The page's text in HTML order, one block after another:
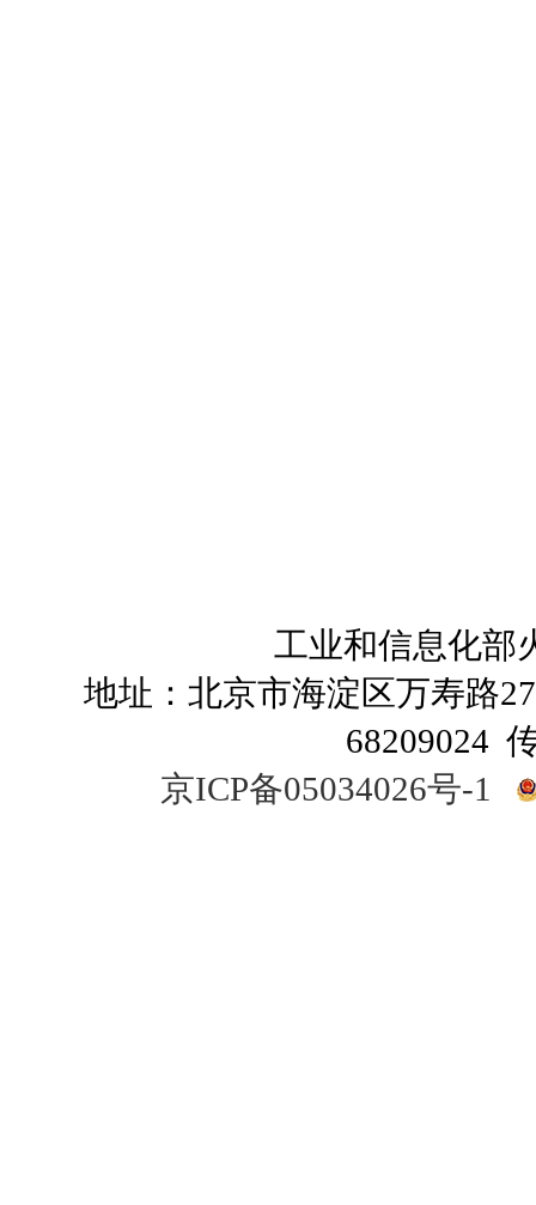
工业和信息化部
地址：北京市海淀区万寿路
68209024
京ICP备05034026号-1